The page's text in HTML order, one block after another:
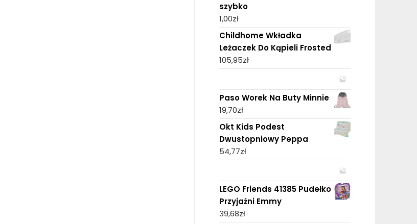
szybko
1,00zł
Childhome Wkładka
Leżaczek Do Kąpieli Frosted
105,95zł
Paso Worek Na Buty Minnie
19,70zł
Okt Kids Podest
Dwustopniowy Peppa
54,77zł
LEGO Friends 41385 Pudełko
Przyjaźni Emmy
39,68zł